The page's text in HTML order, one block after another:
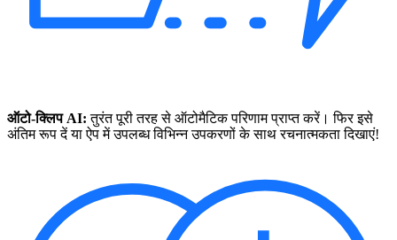
ऑटो-क्लिप AI:तुरंत पूरी तरह से ऑटोमैटिक परिणाम प्राप्त करें। फिर इसे
अंतिम रूप दें या ऐप में उपलब्ध विभिन्न उपकरणों के साथ रचनात्मकता दिखाएं!